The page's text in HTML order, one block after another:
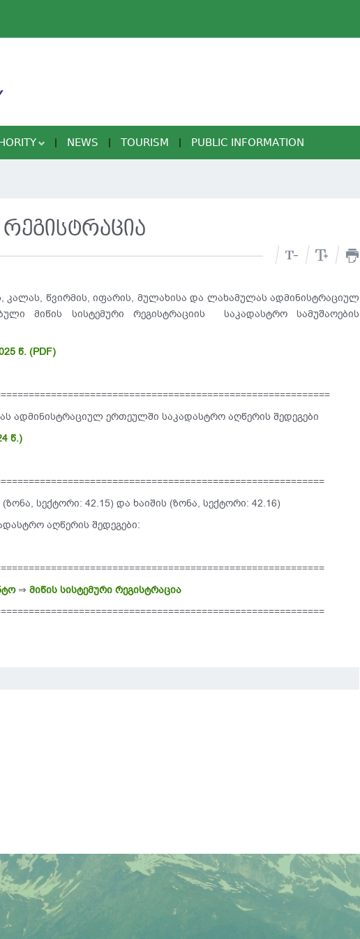
NEWS TOURISM PUBLIC INFORMATION
რეგისტრაცია
კალას, წვირმის, იფარის, მულახისა და ლახამულას ადმინისტრაციულ
მიწის სისტემური რეგისტრაციის საკადასტრო სამუშაოების
წ. (PDF)
ადმინისტრაციულ ერთეულში საკადასტრო აღწერის შედეგები
წ.)
სექტორი: 42.15) და ხაიშის (ზონა, სექტორი: 42.16)
აღწერის შედეგები:
⇒ მიწის სისტემური რეგისტრაცია